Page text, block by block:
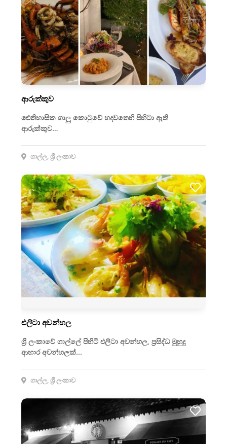
ආරුක්කුව
ඓතිහාසික ගාලු කොටුවේ හදවතෙහි පිහිටා ඇති
ආරුක්කුව…
ගාල්ල, ශ්‍රී ලංකාව
එලිටා අවන්හල
ශ්‍රී ලංකාවේ ගාල්ලේ පිහිටි එලිටා අවන්හල, ප්‍රසිද්ධ මුහුදු
ආහාර අවන්හලක්...
ගාල්ල, ශ්‍රී ලංකාව